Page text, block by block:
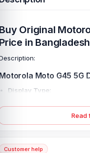
Original
in Bangladesh
Moto G45 5G
Display Type:
is the Motorola
Read
Customer help